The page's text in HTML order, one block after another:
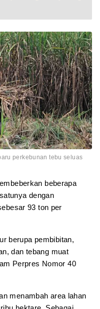
perkebunan tebu seluas
beberapa
dengan
93 ton per
berupa pembibitan,
dan tebang muat
Perpres Nomor 40
menambah area lahan